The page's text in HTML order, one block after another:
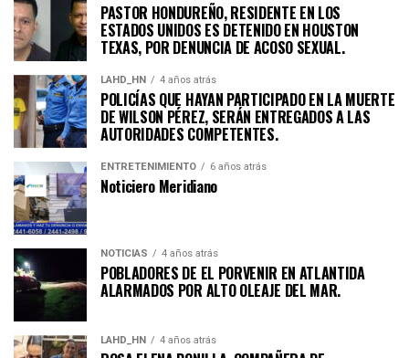
PASTOR HONDUREÑO, RESIDENTE EN LOS
ESTADOS UNIDOS ES DETENIDO EN HOUSTON
TEXAS, POR DENUNCIA DE ACOSO SEXUAL.
LAHD_HN 4 años atrás
POLICÍAS QUE HAYAN PARTICIPADO EN LA MUERTE
DE WILSON PÉREZ, SERÁN ENTREGADOS A LAS
AUTORIDADES COMPETENTES.
ENTRETENIMIENTO 6 años atrás
Noticiero Meridiano
NOTICIAS 4 años atrás
POBLADORES DE EL PORVENIR EN ATLANTIDA
ALARMADOS POR ALTO OLEAJE DEL MAR.
LAHD_HN 4 años atrás